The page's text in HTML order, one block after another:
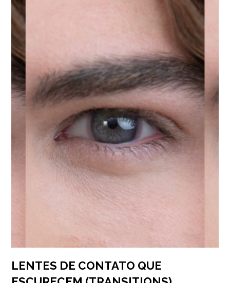
LENTES DE CONTATO QUE